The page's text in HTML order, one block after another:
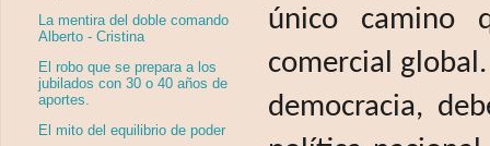
único camino
comercial
democracia,
La mentira del doble comando
Alberto - Cristina
El robo que se prepara a los
jubilados con 30 o 40 años de
aportes.
El mito del equilibrio de poder